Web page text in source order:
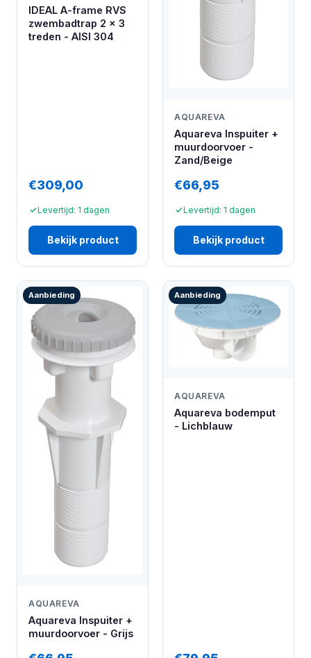
IDEAL A-frame RVS
zwembadtrap 2 x 3
treden - AISI 304
€309,00
Levertijd: 1 dagen
Bekijk product
AQUAREVA
Aquareva Inspuiter +
muurdoorvoer -
Zand/Beige
€66,95
Levertijd: 1 dagen
Bekijk product
Aanbieding
AQUAREVA
Aquareva Inspuiter +
muurdoorvoer - Grijs
Aanbieding
AQUAREVA
Aquareva bodemput
- Lichblauw